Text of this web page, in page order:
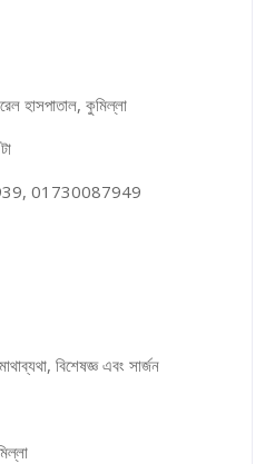
হাসপাতাল, কুমিল্লা
01730087949
বিশেষজ্ঞ এবং সার্জন